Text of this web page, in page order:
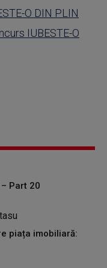
O DIN PLIN
IUBESTE-O
Part 20
piața imobiliară: